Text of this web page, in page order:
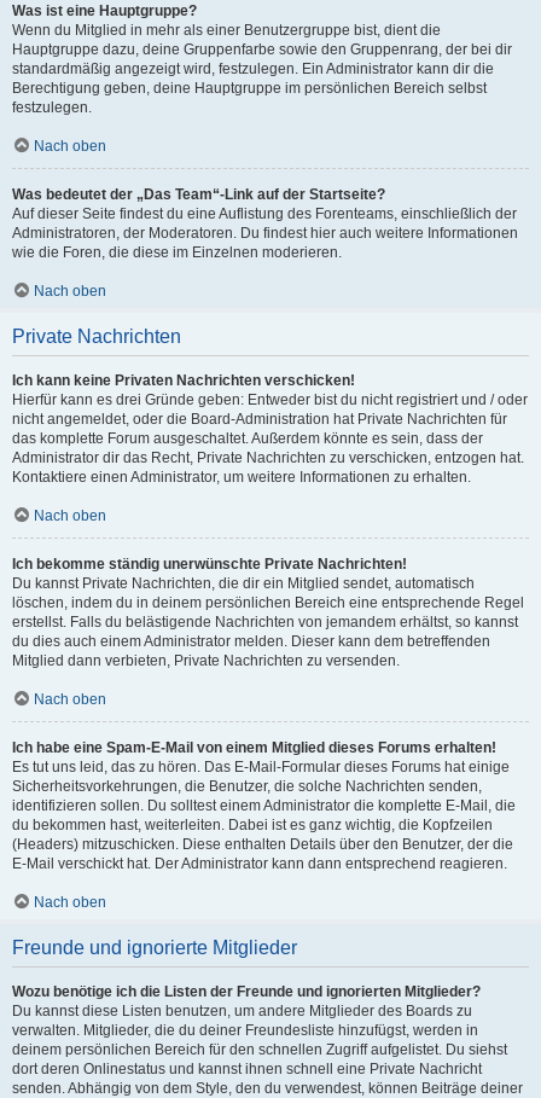
Was ist eine Hauptgruppe?
Wenn du Mitglied in mehr als einer Benutzergruppe bist, dient die
Hauptgruppe dazu, deine Gruppenfarbe sowie den Gruppenrang, der bei dir
standardmäßig angezeigt wird, festzulegen. Ein Administrator kann dir die
Berechtigung geben, deine Hauptgruppe im persönlichen Bereich selbst
festzulegen.
Nach oben
Was bedeutet der „Das Team“-Link auf der Startseite?
Auf dieser Seite findest du eine Auflistung des Forenteams, einschließlich der
Administratoren, der Moderatoren. Du findest hier auch weitere Informationen
wie die Foren, die diese im Einzelnen moderieren.
Nach oben
Private Nachrichten
Ich kann keine Privaten Nachrichten verschicken!
Hierfür kann es drei Gründe geben: Entweder bist du nicht registriert und / oder
nicht angemeldet, oder die Board-Administration hat Private Nachrichten für
das komplette Forum ausgeschaltet. Außerdem könnte es sein, dass der
Administrator dir das Recht, Private Nachrichten zu verschicken, entzogen hat.
Kontaktiere einen Administrator, um weitere Informationen zu erhalten.
Nach oben
Ich bekomme ständig unerwünschte Private Nachrichten!
Du kannst Private Nachrichten, die dir ein Mitglied sendet, automatisch
löschen, indem du in deinem persönlichen Bereich eine entsprechende Regel
erstellst. Falls du belästigende Nachrichten von jemandem erhältst, so kannst
du dies auch einem Administrator melden. Dieser kann dem betreffenden
Mitglied dann verbieten, Private Nachrichten zu versenden.
Nach oben
Ich habe eine Spam-E-Mail von einem Mitglied dieses Forums erhalten!
Es tut uns leid, das zu hören. Das E-Mail-Formular dieses Forums hat einige
Sicherheitsvorkehrungen, die Benutzer, die solche Nachrichten senden,
identifizieren sollen. Du solltest einem Administrator die komplette E-Mail, die
du bekommen hast, weiterleiten. Dabei ist es ganz wichtig, die Kopfzeilen
(Headers) mitzuschicken. Diese enthalten Details über den Benutzer, der die
E-Mail verschickt hat. Der Administrator kann dann entsprechend reagieren.
Nach oben
Freunde und ignorierte Mitglieder
Wozu benötige ich die Listen der Freunde und ignorierten Mitglieder?
Du kannst diese Listen benutzen, um andere Mitglieder des Boards zu
verwalten. Mitglieder, die du deiner Freundesliste hinzufügst, werden in
deinem persönlichen Bereich für den schnellen Zugriff aufgelistet. Du siehst
dort deren Onlinestatus und kannst ihnen schnell eine Private Nachricht
senden. Abhängig von dem Style, den du verwendest, können Beiträge deiner